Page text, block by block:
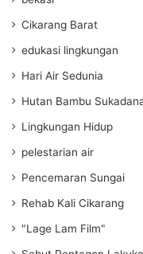
Cikarang Barat
edukasi lingkungan
Hari Air Sedunia
Hutan Bambu
Lingkungan Hidup
pelestarian air
Pencemaran Sungai
Rehab Kali Cikarang
"Lage Lam Film"